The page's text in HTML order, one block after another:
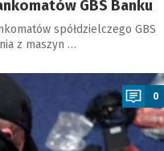
GBS Banku
spółdzielczego GBS
z maszyn …
0